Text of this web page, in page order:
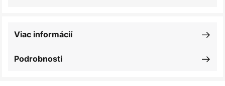
Podrobnosti
Viac informácií